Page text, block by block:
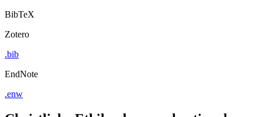
BibTeX
Zotero
.bib
EndNote
.enw